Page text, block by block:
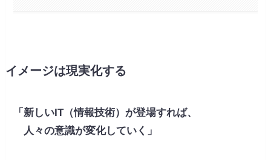
イメージは現実化する
「新しいIT（情報技術）が登場すれば、
人々の意識が変化していく」